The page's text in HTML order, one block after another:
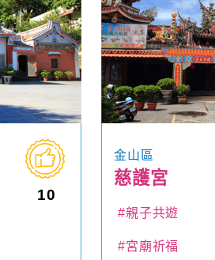
10
金山區
慈護宮
#親子共遊
#宮廟祈福